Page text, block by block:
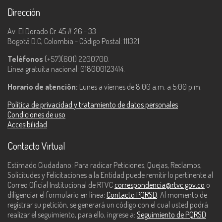
Dirección
Av. El Dorado Cr. 45 # 26 - 33
Bogotá D.C, Colombia - Código Postal: 111321
Teléfonos (+57)(601) 2200700.
Línea gratuita nacional: 018000123414.
Horario de atención: Lunes a viernes de 8:00 a.m. a 5:00 p.m.
Política de privacidad y tratamiento de datos personales
Condiciones de uso
Accesibilidad
Contacto Virtual
Estimado Ciudadano: Para radicar Peticiones, Quejas, Reclamos,
Solicitudes y Felicitaciones a la Entidad puede remitir lo pertinente al
Correo Oficial Institucional de RTVC correspondencia@rtvc.gov.co o
diligenciar el formulario en línea: Contacto PQRSD. Al momento de
registrar su petición, se generará un código con el cual usted podrá
realizar el seguimiento, para ello, ingrese a: Seguimiento de PQRSD